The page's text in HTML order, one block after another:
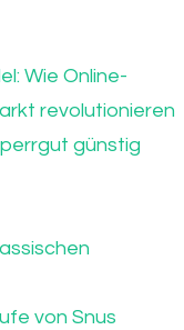
Wie Online-
revolutionieren
günstig
von Snus